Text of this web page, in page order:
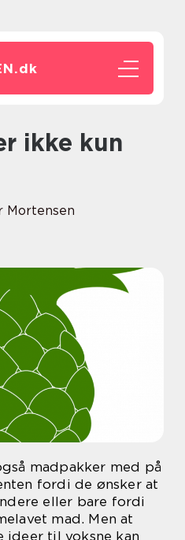
dk
Mortensen
madpakker med på
fordi de ønsker at
eller bare fordi
mad. Men at
ideer til voksne kan